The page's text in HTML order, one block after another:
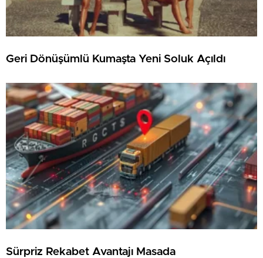
Geri Dönüşümlü Kumaşta Yeni Soluk Açıldı
Sürpriz Rekabet Avantajı Masada